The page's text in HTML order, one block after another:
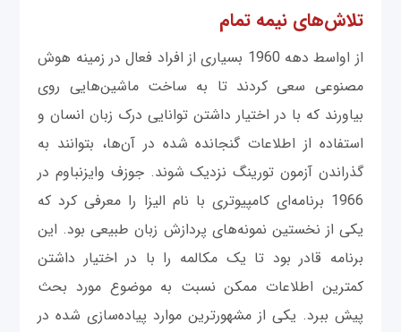
تلاش‌های نیمه تمام
از اواسط دهه 1960 بسیاری از افراد فعال در زمینه هوش
مصنوعی سعی کردند تا به ساخت ماشین‌هایی روی
بیاورند که با در اختیار داشتن توانایی درک زبان انسان و
استفاده از اطلاعات گنجانده شده در آن‌ها، بتوانند به
گذراندن آزمون تورینگ نزدیک شوند. جوزف وایزنباوم در
1966 برنامه‌ای کامپیوتری با نام الیزا را معرفی کرد که
یکی از نخستین نمونه‌های پردازش زبان طبیعی بود. این
برنامه قادر بود تا یک مکالمه را با در اختیار داشتن
کمترین اطلاعات ممکن نسبت به موضوع مورد بحث
پیش ببرد. یکی از مشهورترین موارد پیاده‌سازی شده در